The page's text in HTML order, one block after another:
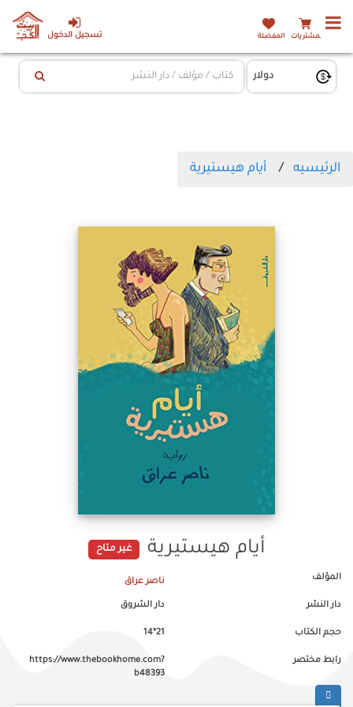
تسجيل الدخول المشتريات المفضلة
الرئيسيه أيام هيستيرية
أيام هيستيرية غير متاح
المؤلف ناصر عراق
دار النشر دار الشروق
حجم الكتاب 21*14
رابط مختصر
https://www.thebookhome.com?
b48393